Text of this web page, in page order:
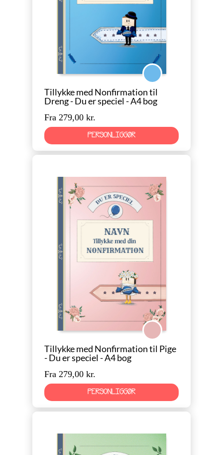
Konfirmation Dreng
Tillykke med Nonfirmation til
Dreng - Du er speciel - A4 bog
Fra 279,00 kr.
PERSONLIGGØR
Konfirmation Pige
Tillykke med Nonfirmation til Pige
- Du er speciel - A4 bog
Fra 279,00 kr.
PERSONLIGGØR